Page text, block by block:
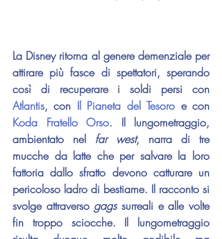
La Disney ritorna al genere demenziale per
attirare più fasce di spettatori, sperando
Atlantis, con Il Pianeta del Tesoro
Koda Fratello Orso. Il lungometraggio,
ambientato nel far west, narra di tre
mucche da latte che per salvare la loro
fattoria dallo sfratto devono catturare un
pericoloso ladro di bestiame. Il racconto si
svolge attraverso gags surreali e alle volte
fin troppo sciocche. Il lungometraggio